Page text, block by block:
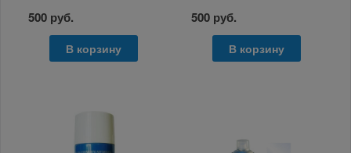
500 руб.
В корзину
500 руб.
В корзину